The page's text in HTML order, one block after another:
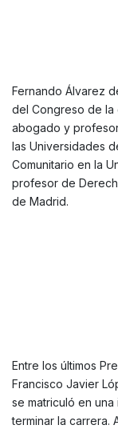
Fernando Álvarez
del Congreso de la
abogado y
las Universidades
Comunitario en la
profesor de
de Madrid.
Entre los últimos
Francisco Javier
se matriculó en
terminar la carrera.